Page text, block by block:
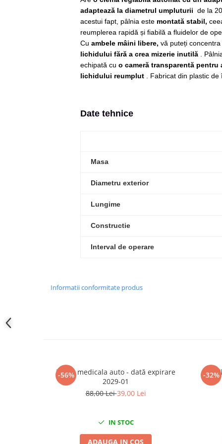
Ciocane Dalti si Dornuri
Aspiratoare industriale
Citroen
adaptează la diametrul umpluturii de la
acestui fapt, pâlnia este montată stabil,
reumplerea rapidă și fiabilă a fluidelor de
Cu ambele mâini libere, vă puteți concentra
lichidului fără a crea mizerie inutilă .
echipată cu o cameră transparentă
lichidului reumplut . Fabricat din plastic de
Date tehnice
Masa
Diametru exterior
Lungime
Constructie
Interval de operare
Informatii conformitate produs
-56%
Trusa medicala auto - dată expirare
2029-01
88,00 Lei39,00 Lei
IN STOC
ADAUGA IN COS
-32%